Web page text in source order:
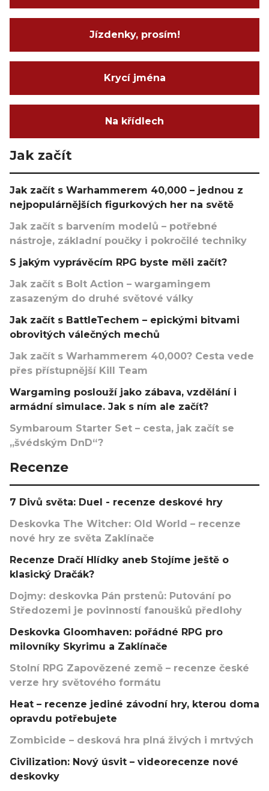
Jízdenky, prosím!
Krycí jména
Na křídlech
Jak začít
Jak začít s Warhammerem 40,000 – jednou z
nejpopulárnějších figurkových her na světě
Jak začít s barvením modelů – potřebné
nástroje, základní poučky i pokročilé techniky
S jakým vyprávěcím RPG byste měli začít?
Jak začít s Bolt Action – wargamingem
zasazeným do druhé světové války
Jak začít s BattleTechem – epickými bitvami
obrovitých válečných mechů
Jak začít s Warhammerem 40,000? Cesta vede
přes přístupnější Kill Team
Wargaming poslouží jako zábava, vzdělání i
armádní simulace. Jak s ním ale začít?
Symbaroum Starter Set – cesta, jak začít se
„švédským DnD“?
Recenze
7 Divů světa: Duel - recenze deskové hry
Deskovka The Witcher: Old World – recenze
nové hry ze světa Zaklínače
Recenze Dračí Hlídky aneb Stojíme ještě o
klasický Dračák?
Dojmy: deskovka Pán prstenů: Putování po
Středozemi je povinností fanoušků předlohy
Deskovka Gloomhaven: pořádné RPG pro
milovníky Skyrimu a Zaklínače
Stolní RPG Zapovězené země – recenze české
verze hry světového formátu
Heat – recenze jediné závodní hry, kterou doma
opravdu potřebujete
Zombicide – desková hra plná živých i mrtvých
Civilization: Nový úsvit – videorecenze nové
deskovky